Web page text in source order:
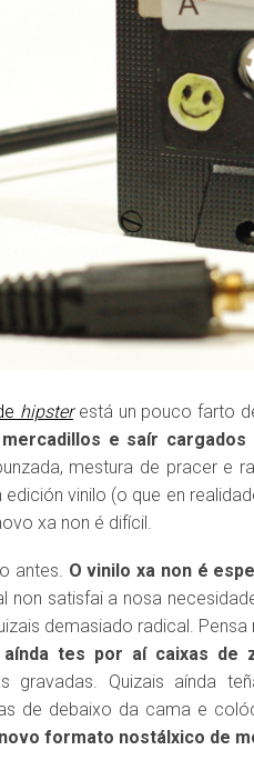
hipsterestá un pouco farto
e saír cargados
mestura de pracer e
edición vinilo (o que en
xa non é difícil.
antes. O vinilo xa non é
non satisfai a nosa
demasiado radical.
tes por aí caixas de
gravadas. Quizais aínda
de debaixo da cama e
formato nostálxico de